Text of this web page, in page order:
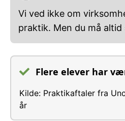
Vi ved ikke om
praktik. Men du må altid
Flere elever har
Kilde: Praktikaftaler fra
år